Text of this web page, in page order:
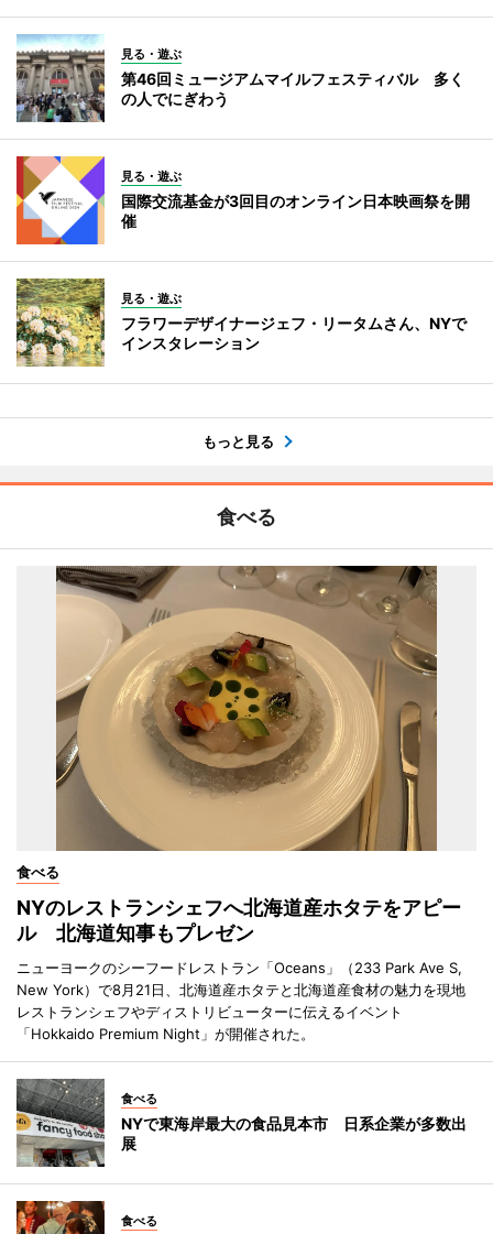
見る・遊ぶ
第46回ミュージアムマイルフェスティバル 多く
の人でにぎわう
見る・遊ぶ
国際交流基金が3回目のオンライン日本映画祭を開
催
見る・遊ぶ
フラワーデザイナージェフ・リータムさん、NYで
インスタレーション
もっと見る
食べる
食べる
NYのレストランシェフへ北海道産ホタテをアピー
ル 北海道知事もプレゼン
ニューヨークのシーフードレストラン「Oceans」（233 Park Ave S,
New York）で8月21日、北海道産ホタテと北海道産食材の魅力を現地
レストランシェフやディストリビューターに伝えるイベント
「Hokkaido Premium Night」が開催された。
食べる
NYで東海岸最大の食品見本市 日系企業が多数出
展
食べる